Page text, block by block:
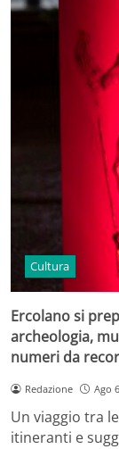
Cultura
Ercolano si
archeologia,
numeri da
Redazione Ago
Un viaggio tra
itineranti e